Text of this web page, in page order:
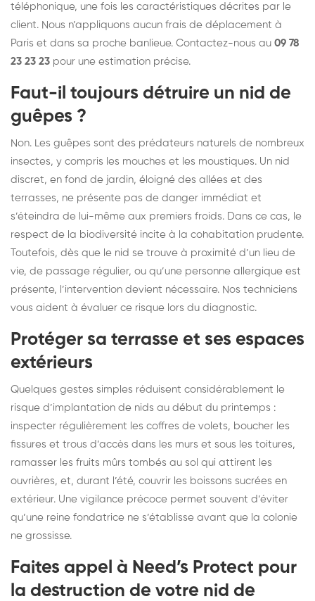
téléphonique, une fois les caractéristiques décrites par le
client. Nous n’appliquons aucun frais de déplacement à
Paris et dans sa proche banlieue. Contactez-nous au 09 78
23 23 23 pour une estimation précise.
Faut-il toujours détruire un nid de
guêpes ?
Non. Les guêpes sont des prédateurs naturels de nombreux
insectes, y compris les mouches et les moustiques. Un nid
discret, en fond de jardin, éloigné des allées et des
terrasses, ne présente pas de danger immédiat et
s’éteindra de lui-même aux premiers froids. Dans ce cas, le
respect de la biodiversité incite à la cohabitation prudente.
Toutefois, dès que le nid se trouve à proximité d’un lieu de
vie, de passage régulier, ou qu’une personne allergique est
présente, l’intervention devient nécessaire. Nos techniciens
vous aident à évaluer ce risque lors du diagnostic.
Protéger sa terrasse et ses espaces
extérieurs
Quelques gestes simples réduisent considérablement le
risque d’implantation de nids au début du printemps :
inspecter régulièrement les coffres de volets, boucher les
fissures et trous d’accès dans les murs et sous les toitures,
ramasser les fruits mûrs tombés au sol qui attirent les
ouvrières, et, durant l’été, couvrir les boissons sucrées en
extérieur. Une vigilance précoce permet souvent d’éviter
qu’une reine fondatrice ne s’établisse avant que la colonie
ne grossisse.
Faites appel à Need’s Protect pour
la destruction de votre nid de